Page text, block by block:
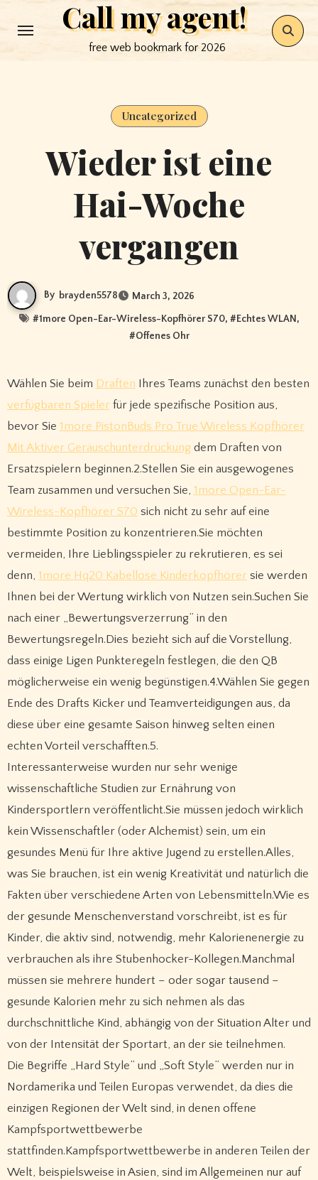
to
Call my agent!
free web bookmark for 2026
Uncategorized
Wieder ist eine
Hai-Woche
vergangen
By brayden5578 March 3, 2026
#1more Open-Ear-Wireless-Kopfhörer S70, #Echtes WLAN,
#Offenes Ohr
Wählen Sie beim Draften Ihres Teams zunächst den besten
verfügbaren Spielerfür jede spezifische Position aus,
bevor Sie 1more PistonBuds Pro True Wireless Kopfhörer
Mit Aktiver Geräuschunterdrückung dem Draften von
Ersatzspielern beginnen.2.Stellen Sie ein ausgewogenes
Team zusammen und versuchen Sie, 1more Open-Ear-
Wireless-Kopfhörer S70 sich nicht zu sehr auf eine
bestimmte Position zu konzentrieren.Sie möchten
vermeiden, Ihre Lieblingsspieler zu rekrutieren, es sei
denn, 1more Hq20 Kabellose Kinderkopfhörersie werden
Ihnen bei der Wertung wirklich von Nutzen sein.Suchen Sie
nach einer „Bewertungsverzerrung” in den
Bewertungsregeln.Dies bezieht sich auf die Vorstellung,
dass einige Ligen Punkteregeln festlegen, die den QB
möglicherweise ein wenig begünstigen.4.Wählen Sie gegen
Ende des Drafts Kicker und Teamverteidigungen aus, da
diese über eine gesamte Saison hinweg selten einen
echten Vorteil verschafften.5.
Interessanterweise wurden nur sehr wenige
wissenschaftliche Studien zur Ernährung von
Kindersportlern veröffentlicht.Sie müssen jedoch wirklich
kein Wissenschaftler (oder Alchemist) sein, um ein
gesundes Menü für Ihre aktive Jugend zu erstellen.Alles,
was Sie brauchen, ist ein wenig Kreativität und natürlich die
Fakten über verschiedene Arten von Lebensmitteln.Wie es
der gesunde Menschenverstand vorschreibt, ist es für
Kinder, die aktiv sind, notwendig, mehr Kalorienenergie zu
verbrauchen als ihre Stubenhocker-Kollegen.Manchmal
müssen sie mehrere hundert – oder sogar tausend –
gesunde Kalorien mehr zu sich nehmen als das
durchschnittliche Kind, abhängig von der Situation Alter und
von der Intensität der Sportart, an der sie teilnehmen.
Die Begriffe „Hard Style” und „Soft Style” werden nur in
Nordamerika und Teilen Europas verwendet, da dies die
einzigen Regionen der Welt sind, in denen offene
Kampfsportwettbewerbe
stattfinden.Kampfsportwettbewerbe in anderen Teilen der
Welt, beispielsweise in Asien, sind im Allgemeinen nur auf